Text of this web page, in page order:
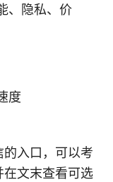
、隐私、价
度
入口，可以考
文末查看可选